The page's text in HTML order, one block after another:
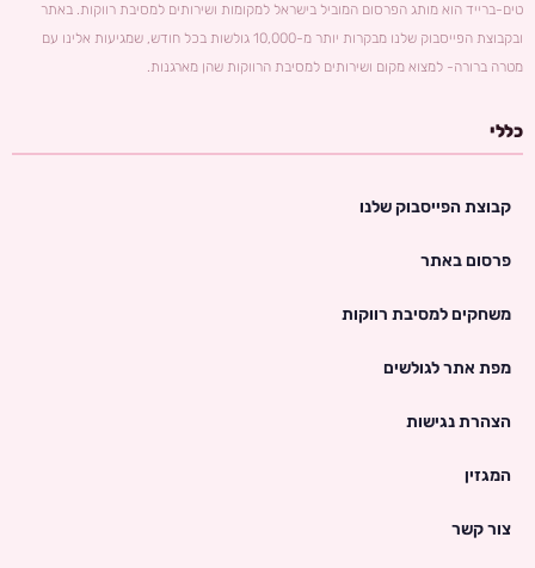
טים-ברייד הוא מותג הפרסום המוביל בישראל למקומות ושירותים למסיבת רווקות. באתר
ובקבוצת הפייסבוק שלנו מבקרות יותר מ-10,000 גולשות בכל חודש, שמגיעות אלינו עם
מטרה ברורה- למצוא מקום ושירותים למסיבת הרווקות שהן מארגנות.
כללי
קבוצת הפייסבוק שלנו
פרסום באתר
משחקים למסיבת רווקות
מפת אתר לגולשים
הצהרת נגישות
המגזין
צור קשר